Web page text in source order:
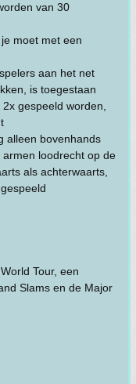
van 30
moet met een
aan het net
is toegestaan
gespeeld worden,
alleen bovenhands
loodrecht op de
als achterwaarts,
Tour, een
Slams en de Major